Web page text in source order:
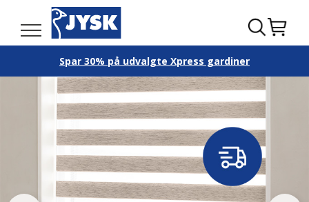
Spar 30% på udvalgte Xpress gardiner